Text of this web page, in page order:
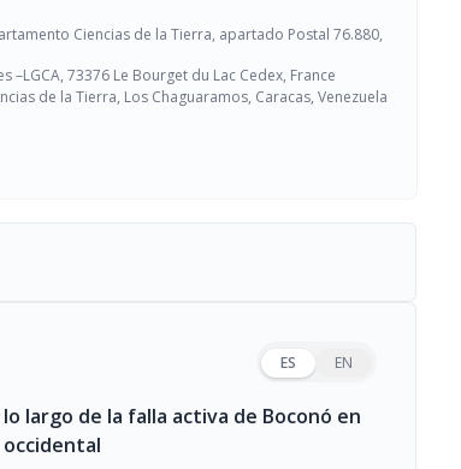
Ciencias de la Tierra, apartado Postal 76.880,
73376 Le Bourget du Lac Cedex, France
de la Tierra, Los Chaguaramos, Caracas, Venezuela
ES EN
largo de la falla activa de Boconó en